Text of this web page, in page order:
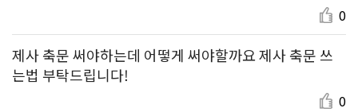
0
제사 축문 써야하는데 어떻게 써야할까요 제사 축문 쓰
는법 부탁드립니다!
0